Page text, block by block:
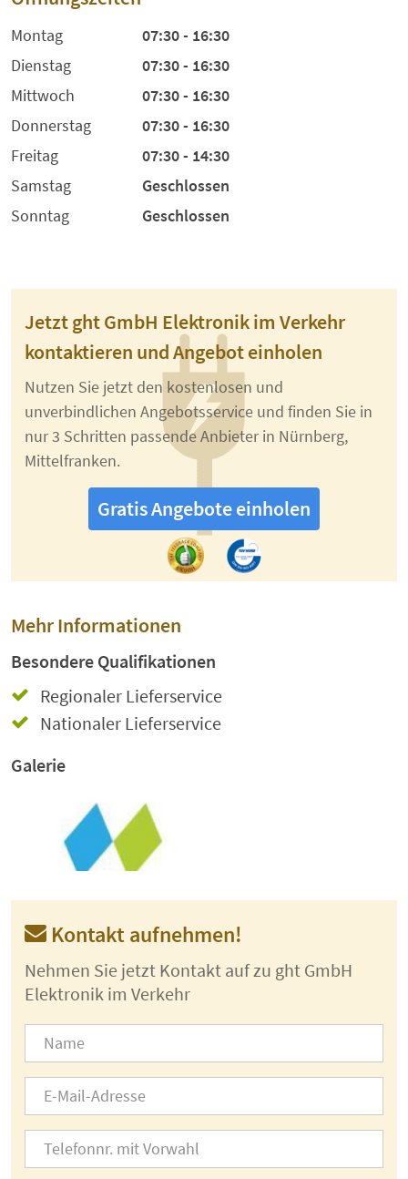
Montag
07:30 - 16:30
Dienstag
07:30 - 16:30
Mittwoch
07:30 - 16:30
Donnerstag
07:30 - 16:30
Freitag
07:30 - 14:30
Samstag
Geschlossen
Sonntag
Geschlossen
Jetzt ght GmbH Elektronik im Verkehr
kontaktieren und Angebot einholen
Nutzen Sie jetzt den kostenlosen und
unverbindlichen Angebotsservice und finden Sie in
nur 3 Schritten passende Anbieter in Nürnberg,
Mittelfranken.
Gratis Angebote einholen
Mehr Informationen
Besondere Qualifikationen
Regionaler Lieferservice
Nationaler Lieferservice
Galerie
Kontakt aufnehmen!
Nehmen Sie jetzt Kontakt auf zu ght GmbH
Elektronik im Verkehr